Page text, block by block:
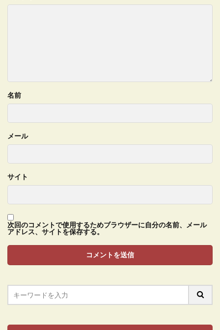
名前
メール
サイト
次回のコメントで使用するためブラウザーに自分の名前、メール
アドレス、サイトを保存する。